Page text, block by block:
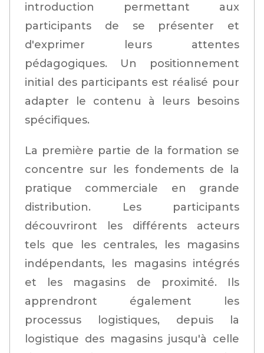
introduction permettant aux
participants de se présenter et
d'exprimer leurs attentes
pédagogiques. Un positionnement
initial des participants est réalisé pour
adapter le contenu à leurs besoins
spécifiques.
La première partie de la formation se
concentre sur les fondements de la
pratique commerciale en grande
distribution. Les participants
découvriront les différents acteurs
tels que les centrales, les magasins
indépendants, les magasins intégrés
et les magasins de proximité. Ils
apprendront également les
processus logistiques, depuis la
logistique des magasins jusqu'à celle